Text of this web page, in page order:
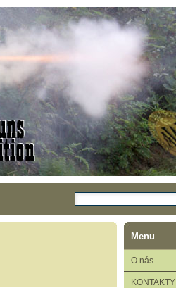
Menu
O nás
KONTAKTY